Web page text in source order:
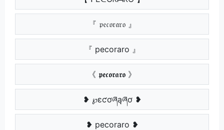
『 𝔭𝔢𝔠𝔬𝔯𝔞𝔯𝔬 』
『 pecoraro 』
《 𝖕𝖊𝖈𝖔𝖗𝖆𝖗𝖔 》
❥ ℘ɛƈơཞąཞơ ❥
❥ pecoraro ❥